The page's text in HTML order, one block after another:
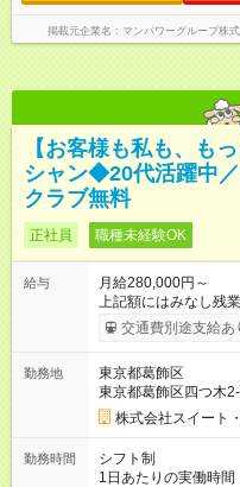
掲載元企業名 マンパワーグループ株
【お客様も私も、も
シャン◆20代活躍中
クラブ無料
正社員 職種未経験OK
給与
月給280,000円～
上記額にはみなし残
ます。 みなし残業代
月 ～選べる勤務体系～ ◎基本の働き方 ■休日：8日/月 月給
万9,454円+6万546円(固定
の休日が10日という
方で勤務している先
をいたします！ ※残業代は固定残業時間に満たない場合でも支
給、超過分は「分単
時間未満） 【試用期間中について】 試用期間3か月間の給与は
交通費別途支給あ
勤務地
東京都葛飾区
東京都葛飾区四つ木
株式会社スイート
勤務時間
シフト制
1日あたりの実働時